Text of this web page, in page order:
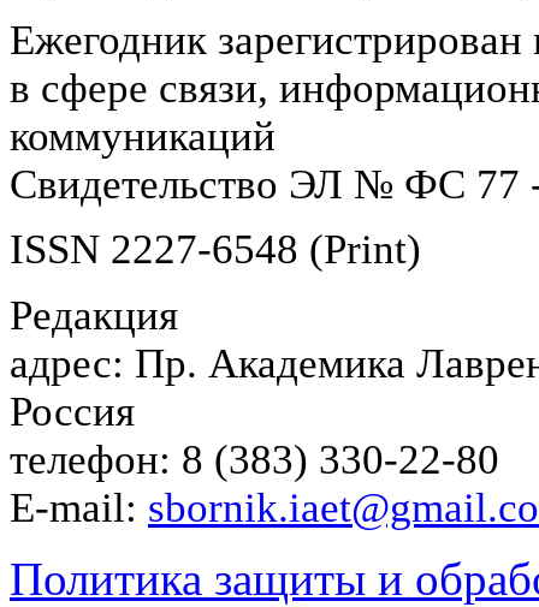
Ежегодник
в сфере связи,
коммуникаций
Свидетельство ЭЛ № ФС 77
ISSN 2227-6548 (Print)
Редакция
адрес: Пр. Академика
Россия
телефон: 8 (383) 330-22-80
E-mail:
Политика защиты и